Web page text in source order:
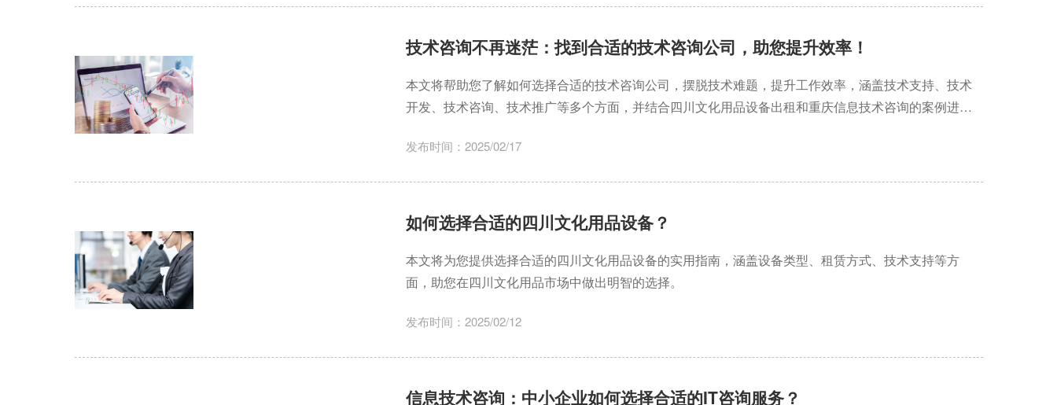
技术咨询不再迷茫：找到合适的技术咨询公司，助您提升效率！
本文将帮助您了解如何选择合适的技术咨询公司，摆脱技术难题，提升工作效率，涵盖技术支持、技术
开发、技术咨询、技术推广等多个方面，并结合四川文化用品设备出租和重庆信息技术咨询的案例进行
发布时间：2025/02/17
如何选择合适的四川文化用品设备？
本文将为您提供选择合适的四川文化用品设备的实用指南，涵盖设备类型、租赁方式、技术支持等方
面，助您在四川文化用品市场中做出明智的选择。
发布时间：2025/02/12
信息技术咨询：中小企业如何选择合适的IT咨询服务？